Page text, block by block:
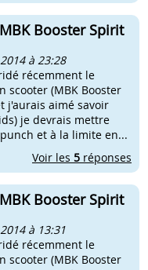
Booster Spirit
à 23:28
récemment le
scooter (MBK Booster
j'aurais aimé savoir
je devrais mettre
et à la limite en...
Voir les 5 réponses
Booster Spirit
à 13:31
récemment le
scooter (MBK Booster